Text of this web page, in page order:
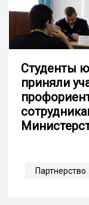
Студенты
приняли
Партнерство